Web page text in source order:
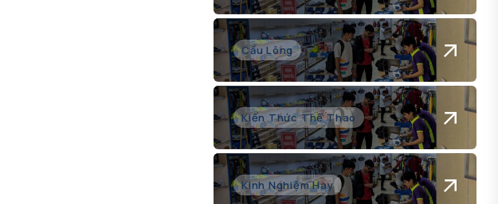
Cầu Lông
Kiến Thức Thể Thao
Kinh Nghiệm Hay